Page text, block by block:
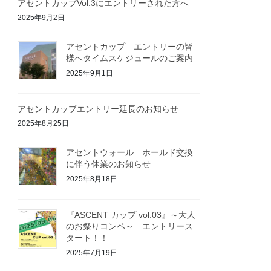
アセントカップVol.3にエントリーされた方へ
2025年9月2日
アセントカップ エントリーの皆
様へタイムスケジュールのご案内
2025年9月1日
アセントカップエントリー延長のお知らせ
2025年8月25日
アセントウォール ホールド交換
に伴う休業のお知らせ
2025年8月18日
『ASCENT カップ vol.03』～大人
のお祭りコンペ～ エントリース
タート！！
2025年7月19日